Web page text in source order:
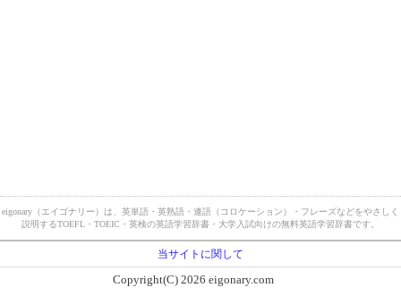
eigonary（エイゴナリー）は、英単語・英熟語・連語（コロケーション）・フレーズなどをやさしく
説明するTOEFL・TOEIC・英検の英語学習辞書・大学入試向けの無料英語学習辞書です。
当サイトに関して
Copyright(C) 2026 eigonary.com